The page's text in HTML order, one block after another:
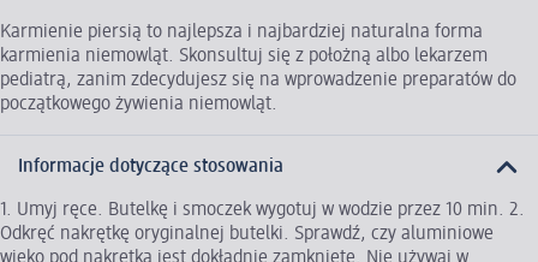
Karmienie piersią to najlepsza i najbardziej naturalna forma
karmienia niemowląt. Skonsultuj się z położną albo lekarzem
pediatrą, zanim zdecydujesz się na wprowadzenie preparatów do
początkowego żywienia niemowląt.
Informacje dotyczące stosowania
1. Umyj ręce. Butelkę i smoczek wygotuj w wodzie przez 10 min. 2.
Odkręć nakrętkę oryginalnej butelki. Sprawdź, czy aluminiowe